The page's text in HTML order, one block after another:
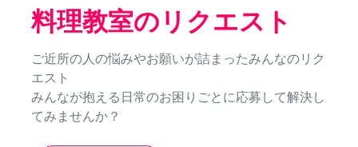
料理教室のリクエスト
ご近所の人の悩みやお願いが詰まったみんなのリク
エスト
みんなが抱える日常のお困りごとに応募して解決し
てみませんか？